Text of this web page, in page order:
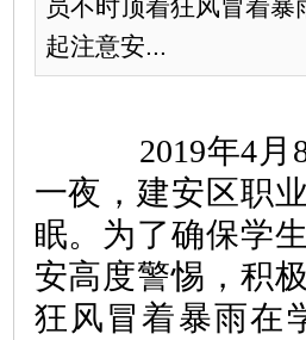
员不时顶着狂风冒着
起注意安...
一夜，建安区职
眠。为了确保学
安高度警惕，积
狂风冒着暴雨在